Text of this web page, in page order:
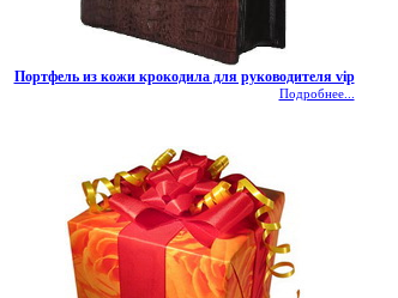
Портфель из кожи крокодила для руководителя vip
Подробнее...